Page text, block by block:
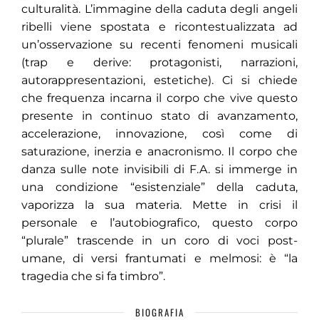
culturalità. L’immagine della caduta degli angeli
ribelli viene spostata e ricontestualizzata ad
un’osservazione su recenti fenomeni musicali
(trap e derive: protagonisti, narrazioni,
autorappresentazioni, estetiche). Ci si chiede
che frequenza incarna il corpo che vive questo
presente in continuo stato di avanzamento,
accelerazione, innovazione, così come di
saturazione, inerzia e anacronismo. Il corpo che
danza sulle note invisibili di F.A. si immerge in
una condizione “esistenziale” della caduta,
vaporizza la sua materia. Mette in crisi il
personale e l’autobiografico, questo corpo
“plurale” trascende in un coro di voci post-
umane, di versi frantumati e melmosi: è “la
tragedia che si fa timbro”.
BIOGRAFIA